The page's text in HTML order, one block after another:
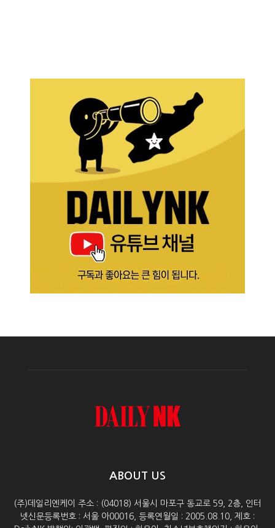
ABOUT US
(주)데일리엔케이 주소 : (04018) 서울시 마포구 동교로 59, 2층, 인터
넷신문등록번호 : 서울 아00016, 등록연월일 : 2005.08.10, 제호 :